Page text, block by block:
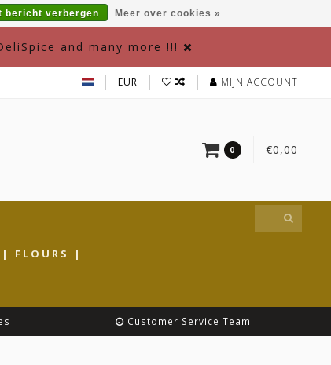
and many more !!!
EUR MIJN ACCOUNT
0 €0,00
| FLOURS |
Customer Service Team
bericht verbergen Meer over cookies »